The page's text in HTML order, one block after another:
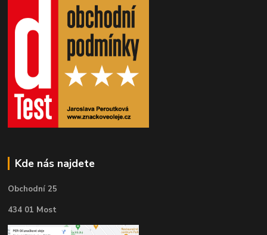
Kde nás najdete
Obchodní 25
434 01 Most